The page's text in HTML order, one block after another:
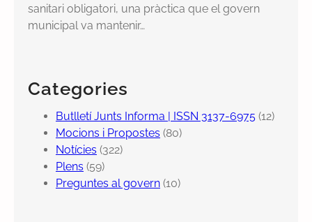
sanitari obligatori, una pràctica que el govern
municipal va mantenir…
Categories
Butlletí Junts Informa | ISSN 3137-6975 (12)
Mocions i Propostes (80)
Notícies (322)
Plens (59)
Preguntes al govern (10)